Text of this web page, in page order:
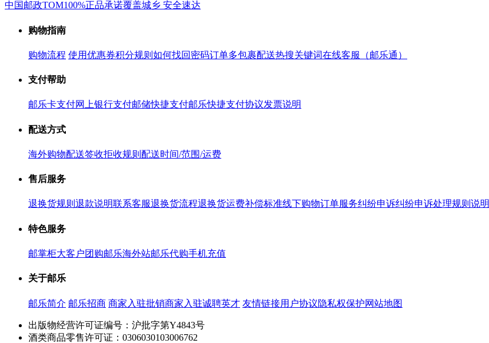
中国邮政TOM100%正品承诺覆盖城乡 安全速达
购物指南
购物流程 使用优惠券积分规则 如何找回密码订单多包裹配送热搜关键词在线客服（邮乐通）
支付帮助
邮乐卡支付网上银行支付邮储快捷支付邮乐快捷支付协议发票说明
配送方式
海外购物配送签收拒收规则 配送时间/范围/运费
售后服务
退换货规则 退款说明联系客服退换货流程退换货运费补偿标准线下购物订单服务纠纷申诉纠纷申诉处理规则说明
特色服务
邮掌柜大客户团购邮乐海外站邮乐代购手机充值
关于邮乐
邮乐简介 邮乐招商 商家入驻批销商家入驻诚聘英才 友情链接用户协议隐私权保护网站地图
出版物经营许可证编号：沪批字第Y4843号
酒类商品零售许可证：0306030103006762